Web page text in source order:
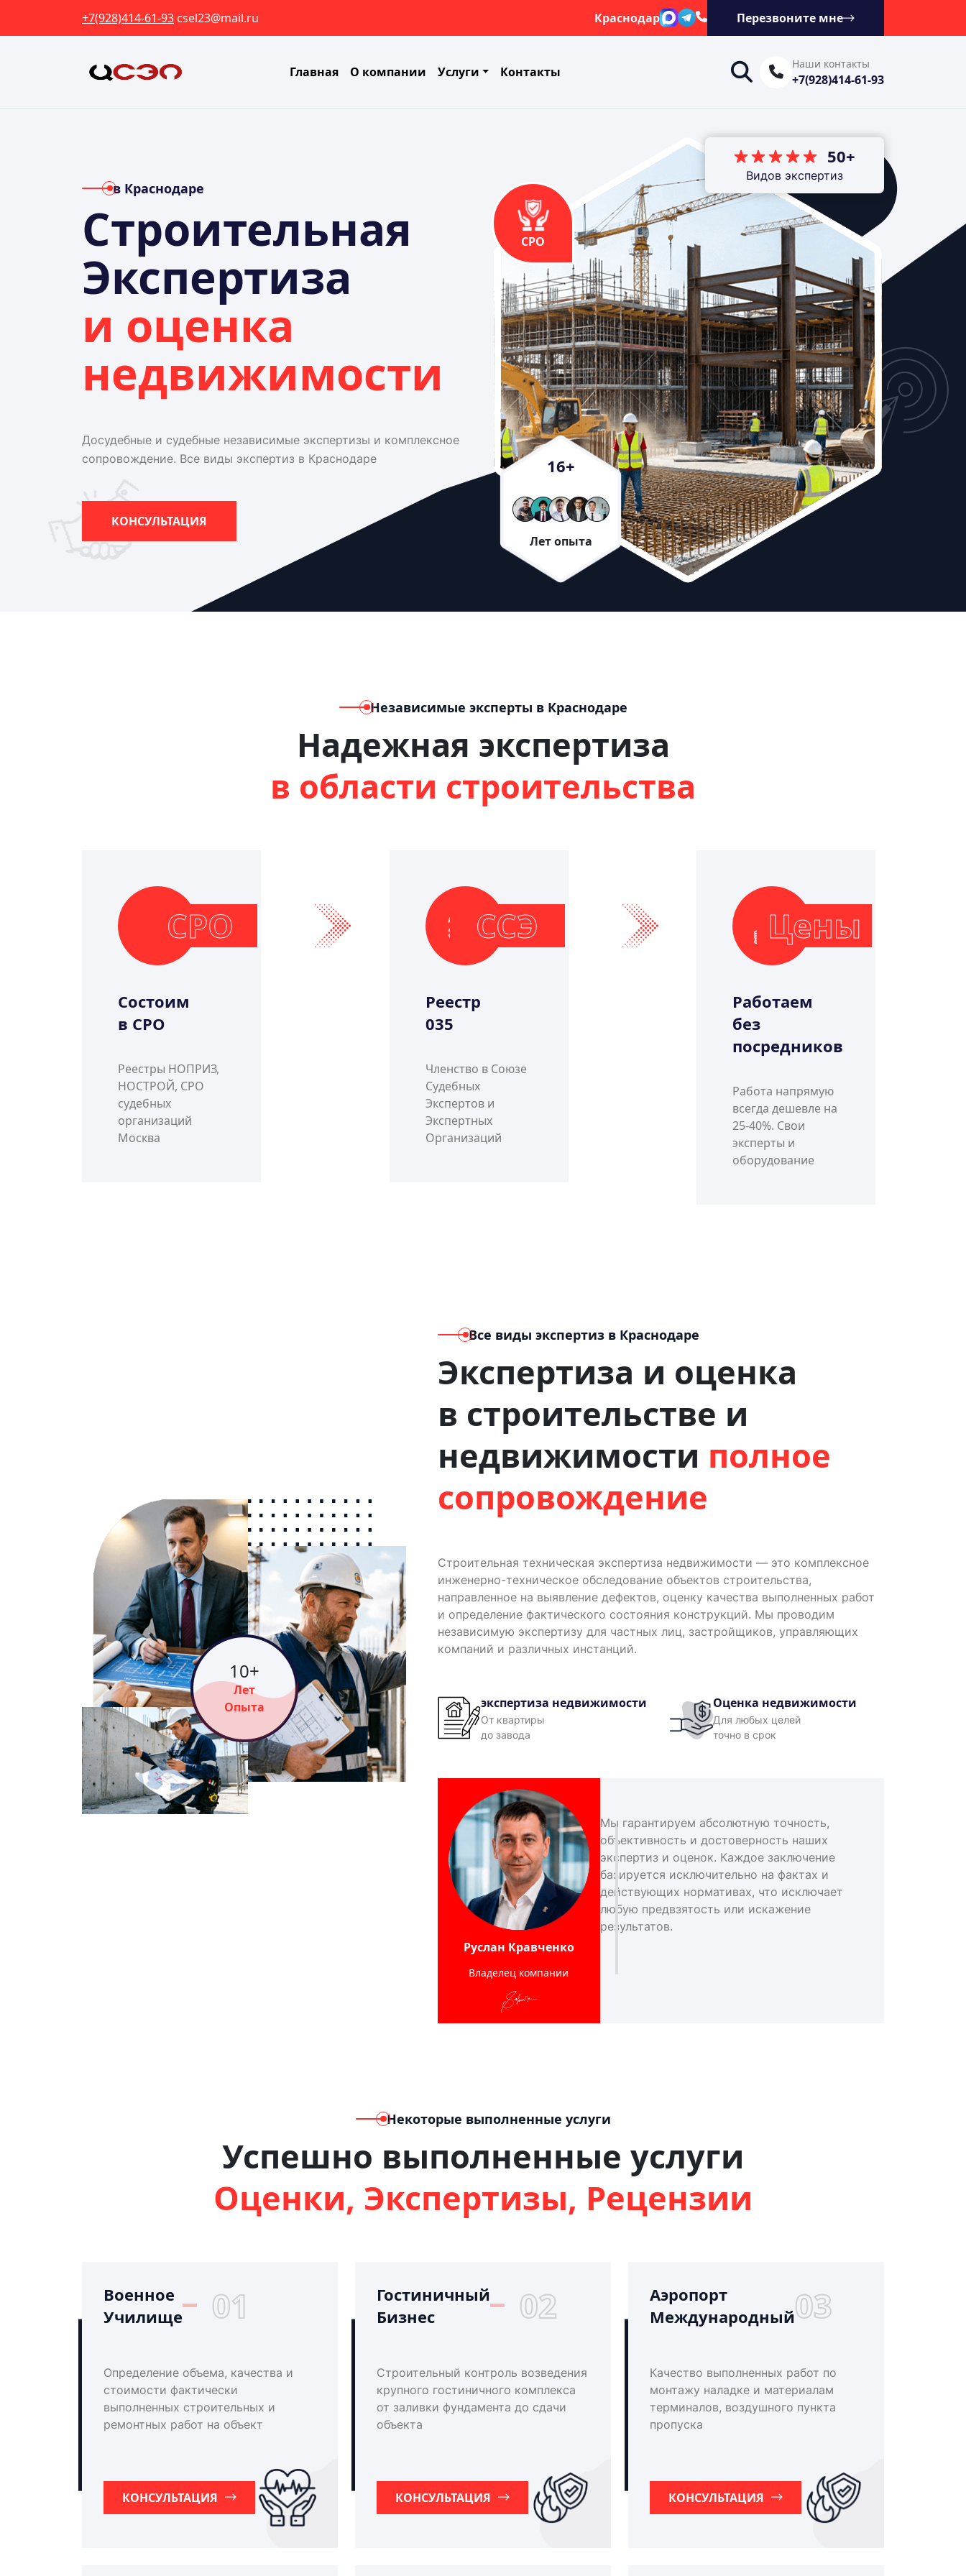
+7(928)414-61-93 csel23@mail.ru Краснодар Перезвоните мне
Главная О компании Услуги Контакты
Наши контакты
+7(928)414-61-93
в Краснодаре
Строительная
Экспертиза
и оценка
недвижимости
Досудебные и судебные независимые экспертизы и комплексное
сопровождение. Все виды экспертиз в Краснодаре
КОНСУЛЬТАЦИЯ
16+
Лет опыта
СРО
50+
Видов экспертиз
Независимые эксперты в Краснодаре
Надежная экспертиза
в области строительства
СРО
Состоим
в СРО
Реестры НОПРИЗ,
НОСТРОЙ, СРО
судебных
организаций
Москва
ССЭ
Реестр
035
Членство в Союзе
Судебных
Экспертов и
Экспертных
Организаций
Цены
Работаем
без
посредников
Работа напрямую
всегда дешевле на
25-40%. Свои
эксперты и
оборудование
15+
Лет
Опыта
Все виды экспертиз в Краснодаре
Экспертиза и оценка
в строительстве и
недвижимости полное
сопровождение
Строительная техническая экспертиза недвижимости — это комплексное
инженерно-техническое обследование объектов строительства,
направленное на выявление дефектов, оценку качества выполненных работ
и определение фактического состояния конструкций. Мы проводим
независимую экспертизу для частных лиц, застройщиков, управляющих
компаний и различных инстанций.
экспертиза недвижимости
От квартиры
до завода
Оценка недвижимости
Для любых целей
точно в срок
Руслан Кравченко
Владелец компании
Мы гарантируем абсолютную точность,
объективность и достоверность наших
экспертиз и оценок. Каждое заключение
базируется исключительно на фактах и
действующих нормативах, что исключает
любую предвзятость или искажение
результатов.
Некоторые выполненные услуги
Успешно выполненные услуги
Оценки, Экспертизы, Рецензии
Военное
Училище
01
Определение объема, качества и
стоимости фактически
выполненных строительных и
ремонтных работ на объект
КОНСУЛЬТАЦИЯ
Гостиничный
Бизнес
02
Строительный контроль возведения
крупного гостиничного комплекса
от заливки фундамента до сдачи
объекта
КОНСУЛЬТАЦИЯ
Аэропорт
Международный03
Качество выполненных работ по
монтажу наладке и материалам
терминалов, воздушного пункта
пропуска
КОНСУЛЬТАЦИЯ